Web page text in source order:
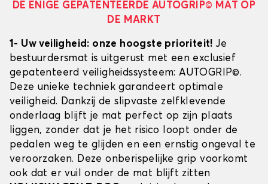
DE ENIGE GEPATENTEERDE AUTOGRIP© MAT OP
DE MARKT
1- Uw veiligheid: onze hoogste prioriteit!Je
bestuurdersmat is uitgerust met een exclusief
gepatenteerd veiligheidssysteem: AUTOGRIP©.
Deze unieke techniek garandeert optimale
veiligheid. Dankzij de slipvaste zelfklevende
onderlaag blijft je mat perfect op zijn plaats
liggen, zonder dat je het risico loopt onder de
pedalen weg te glijden en een ernstig ongeval te
veroorzaken. Deze onberispelijke grip voorkomt
ook dat er vuil onder de mat blijft zitten